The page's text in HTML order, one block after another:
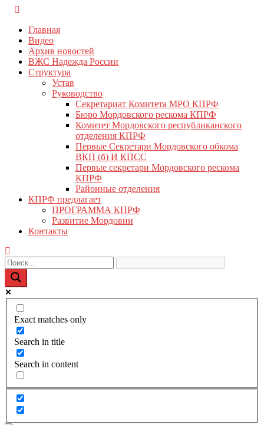
Перейти
содержимому
Главная
Видео
Архив новостей
ВЖС Надежда России
Структура
Устав
Руководство
Секретариат Комитета МРО КПРФ
Бюро Мордовского рескома КПРФ
Комитет Мордовского республиканского
отделения КПРФ
Первые Секретари Мордовского обкома
ВКП (б) И КПСС
Первые секретари Мордовского рескома
КПРФ
Районные отделения
КПРФ предлагает
ПРОГРАММА КПРФ
Развитие Мордовии
Контакты
Exact matches only
Search in title
Search in content